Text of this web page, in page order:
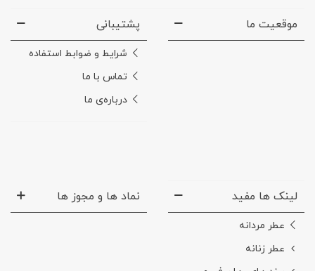
موقعیت ما پشتیبانی
شرایط و ضوابط استفاده
تماس با ما
درباره‌ی ما
لینک ها مفید
عطر مردانه
عطر زنانه
نماد ها و مجوز ها